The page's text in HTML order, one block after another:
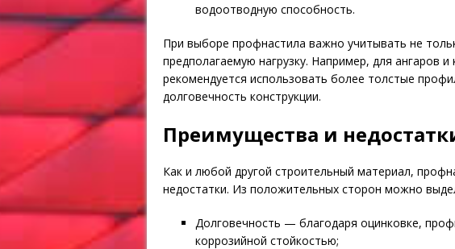
водоотводную способность.
При выборе профнастила важно учитывать не
предполагаемую нагрузку. Например, для ангаров
рекомендуется использовать более толстые
долговечность конструкции.
Преимущества и
Как и любой другой строительный материал,
недостатки. Из положительных сторон можно
Долговечность — благодаря оцинковке,
коррозийной стойкостью;